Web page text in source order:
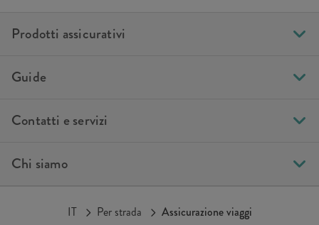
Prodotti assicurativi
Guide
Contatti e servizi
Chi siamo
IT Per strada Assicurazione viaggi